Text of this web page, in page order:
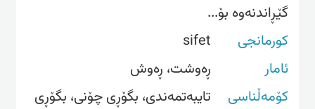
گێڕاندنەوە بۆ...
کورمانجی
sifet
ئامار
ڕەوشت، ڕەوش
کۆمەڵناسی
تایبەتمەندی، بگۆڕی چۆنی، بگۆڕی